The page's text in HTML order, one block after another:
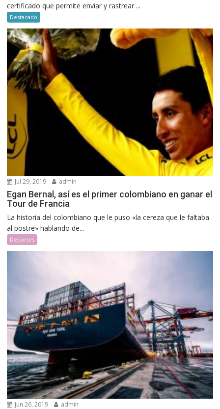
certificado que permite enviar y rastrear ...
Destacado
Jul 29, 2019 admin
Egan Bernal, así es el primer colombiano en ganar el
Tour de Francia
La historia del colombiano que le puso «la cereza que le faltaba
al postre» hablando de...
Deportes
Jun 26, 2019 admin